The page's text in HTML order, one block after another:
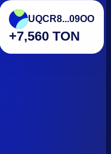
UQCR8...09OO
+7,560 TON